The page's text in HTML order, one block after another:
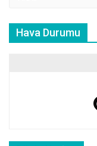
Hava Durumu